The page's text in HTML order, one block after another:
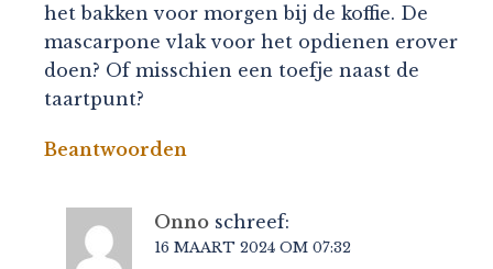
het bakken voor morgen bij de koffie. De
mascarpone vlak voor het opdienen erover
doen? Of misschien een toefje naast de
taartpunt?
Beantwoorden
Onno schreef:
16 MAART 2024 OM 07:32